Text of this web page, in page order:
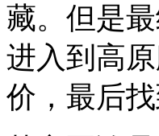
藏。但是
进入到高
价，最后